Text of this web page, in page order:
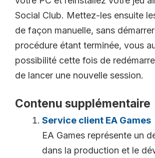
Social Club. Mettez-les ensuite
de façon manuelle, sans
procédure étant terminée, vous
possibilité cette fois de
de lancer une nouvelle session.
Contenu supplémentaire
Service client EA Games
EA Games représente un
dans la production et le